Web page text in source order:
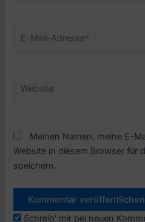
Mail-
Meinen Namen, meine E-
Website in diesem Browser für
speichern.
Schreib' mir bei neuen